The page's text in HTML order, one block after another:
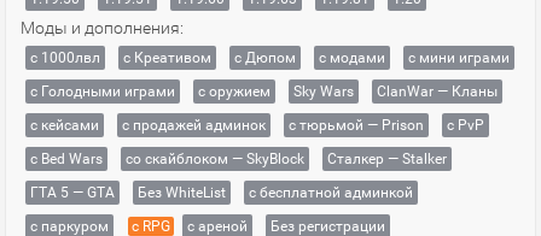
Моды и дополнения:
с 1000лвл c Креативом с Дюпом с модами
с мини играми
с Голодными играми
с оружием Sky Wars
ClanWar — Кланы
с кейсами
с продажей админок с тюрьмой — Prison
с PvP
с Bed Wars
со скайблоком — SkyBlock
Сталкер — Stalker
ГТА 5 — GTA
Без WhiteList
с бесплатной админкой
с паркуром
с RPG с ареной
Без регистрации